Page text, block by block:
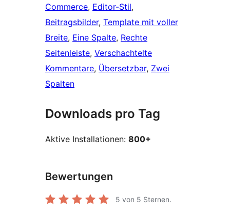
Commerce, Editor-Stil
Beitragsbilder, Template mit voller
Breite, Eine Spalte, Rechte
Seitenleiste, Verschachtelte
Kommentare, Übersetzbar, Zwei
Spalten
Downloads pro Tag
Aktive Installationen: 800+
Bewertungen
5 von 5 Sternen.